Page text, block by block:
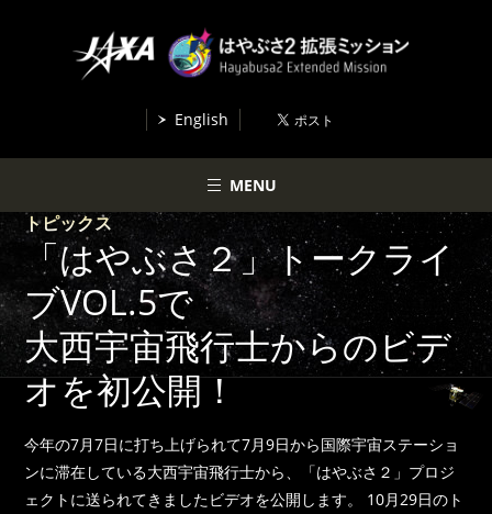
English
MENU
トピックス
「はやぶさ２」トークライ
ブVOL.5で
大西宇宙飛行士からのビデ
オを初公開！
今年の7月7日に打ち上げられて7月9日から国際宇宙ステーショ
ンに滞在している大西宇宙飛行士から、「はやぶさ２」プロジ
ェクトに送られてきましたビデオを公開します。 10月29日のト